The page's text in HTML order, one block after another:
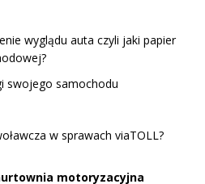
wyglądu auta czyli jaki papier
swojego samochodu
w sprawach viaTOLL?
motoryzacyjna